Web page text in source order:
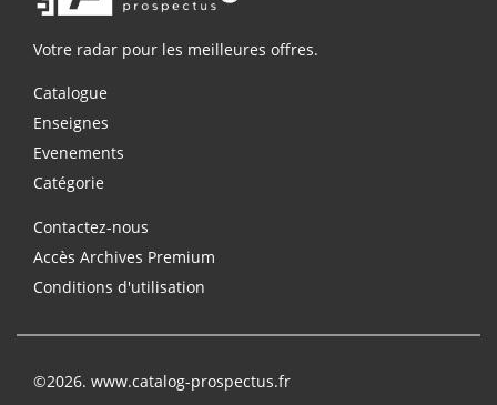
Votre radar pour les meilleures offres.
Catalogue
Enseignes
Evenements
Catégorie
Contactez-nous
Accès Archives Premium
Conditions d'utilisation
©2026. www.catalog-prospectus.fr